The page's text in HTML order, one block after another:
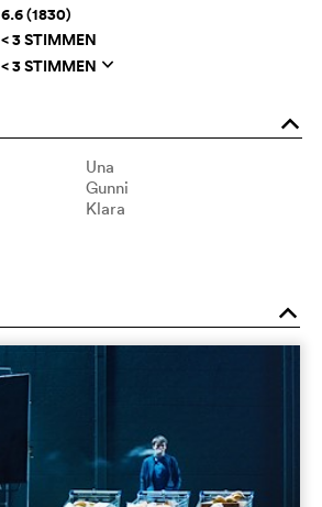
6.6 (1830)
< 3 STIMMEN
< 3 STIMMEN q
o
Una
Gunni
Klara
o